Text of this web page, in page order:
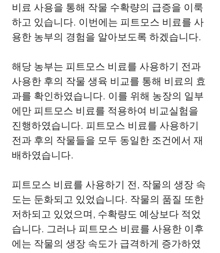
비료 사용을 통해 작물 수확량의 급증을 이룩
하고 있습니다. 이번에는 피트모스 비료를 사
용한 농부의 경험을 알아보도록 하겠습니다.
해당 농부는 피트모스 비료를 사용하기 전과
사용한 후의 작물 생육 비교를 통해 비료의 효
과를 확인하였습니다. 이를 위해 농장의 일부
에만 피트모스 비료를 적용하여 비교실험을
진행하였습니다. 피트모스 비료를 사용하기
전과 후의 작물들을 모두 동일한 조건에서 재
배하였습니다.
피트모스 비료를 사용하기 전, 작물의 생장 속
도는 둔화되고 있었습니다. 작물의 품질 또한
저하되고 있었으며, 수확량도 예상보다 적었
습니다. 그러나 피트모스 비료를 사용한 이후
에는 작물의 생장 속도가 급격하게 증가하였